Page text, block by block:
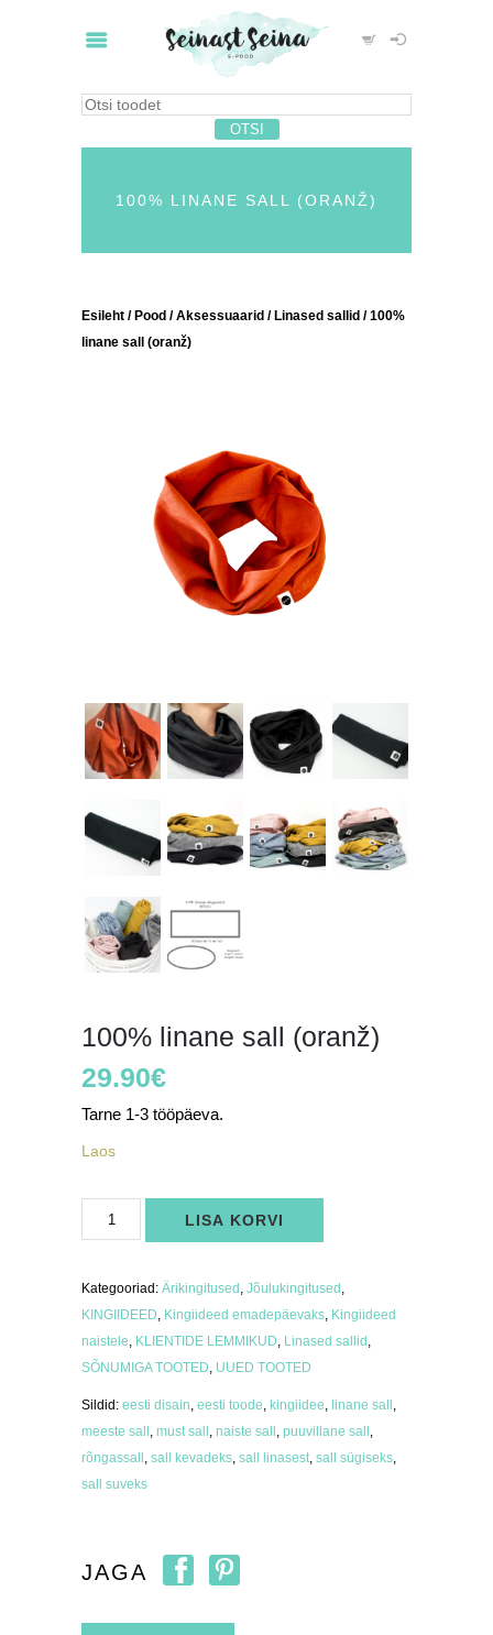
100% LINANE SALL (ORANŽ)
Esileht / Pood /Aksessuaarid / Linased sallid / 100%
linane sall (oranž)
100% linane sall (oranž)
29.90€
Tarne 1-3 tööpäeva.
Laos
linane
sall
LISA KORVI
Kategooriad: Ärikingitused , Jõulukingitused ,
KINGIIDEED, Kingiideed emadepäevaks, Kingiideed
naistele, KLIENTIDE LEMMIKUD, Linased sallid ,
SÕNUMIGA TOOTED, UUED TOOTED
Sildid: eesti disain, eesti toode, kingiidee, linane sall ,
meeste sall , must sall , naiste sall , puuvillane sall ,
rõngassall , sall kevadeks, sall linasest, sall sügiseks,
sall suveks
JAGA